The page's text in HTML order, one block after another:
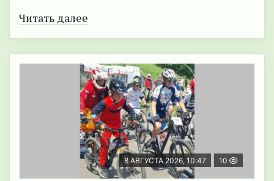
Читать далее
8 АВГУСТА 2026, 10:47 10